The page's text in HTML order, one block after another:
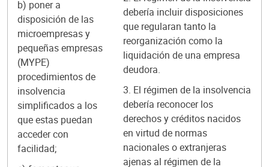
b) poner a
disposición de las
microempresas y
pequeñas empresas
(MYPE)
procedimientos de
insolvencia
simplificados a los
que estas puedan
acceder con
facilidad;
debería incluir disposiciones
que regularan tanto la
reorganización como la
liquidación de una empresa
deudora.
3. El régimen de la insolvencia
debería reconocer los
derechos y créditos nacidos
en virtud de normas
nacionales o extranjeras
ajenas al régimen de la